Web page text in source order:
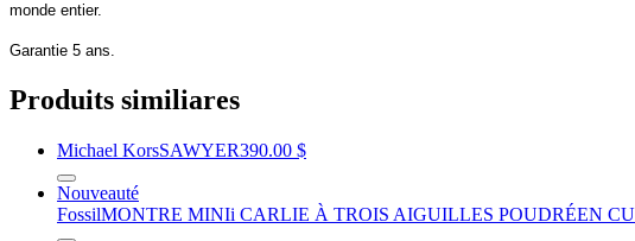
monde entier.
Garantie 5 ans.
Produits similiares
Michael KorsSAWYER390.00 $
Nouveauté
FossilMONTRE MINIi CARLIE À TROIS AIGUILLES POUDRÉEN